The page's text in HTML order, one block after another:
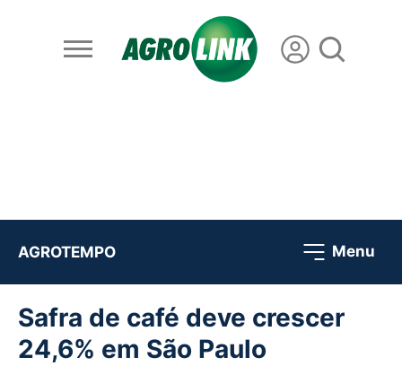
AGROTEMPO Menu
Safra de café deve crescer
24,6% em São Paulo